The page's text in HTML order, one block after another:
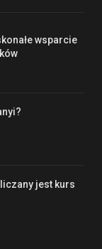
wsparcie
jest kurs